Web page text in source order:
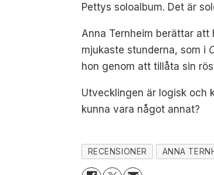
Pettys soloalbum. Det är
Anna Ternheim berättar
mjukaste stunderna, som i
hon genom att tillåta sin
Utvecklingen är logisk och
kunna vara något annat?
RECENSIONER ANNA